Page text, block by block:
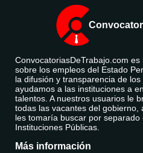
ConvocatoriasDeTrabajo.com
sobre los empleos del Estado
la difusión y transparencia de
ayudamos a las instituciones a
talentos. A nuestros usuarios le
todas las vacantes del
les tomaría buscar por
Instituciones Públicas.
Más información